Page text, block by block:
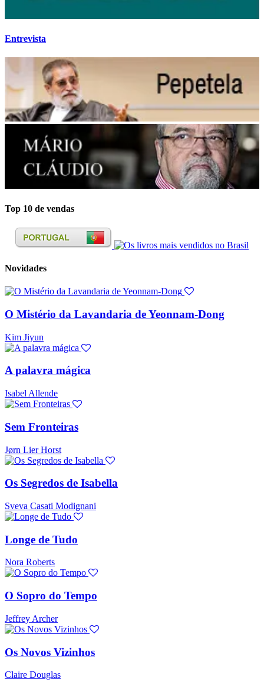
Entrevista
Top 10 de vendas
Novidades
O Mistério da Lavandaria de Yeonnam-Dong
Kim Jiyun
A palavra mágica
Isabel Allende
Sem Fronteiras
Jørn Lier Horst
Os Segredos de Isabella
Sveva Casati Modignani
Longe de Tudo
Nora Roberts
O Sopro do Tempo
Jeffrey Archer
Os Novos Vizinhos
Claire Douglas